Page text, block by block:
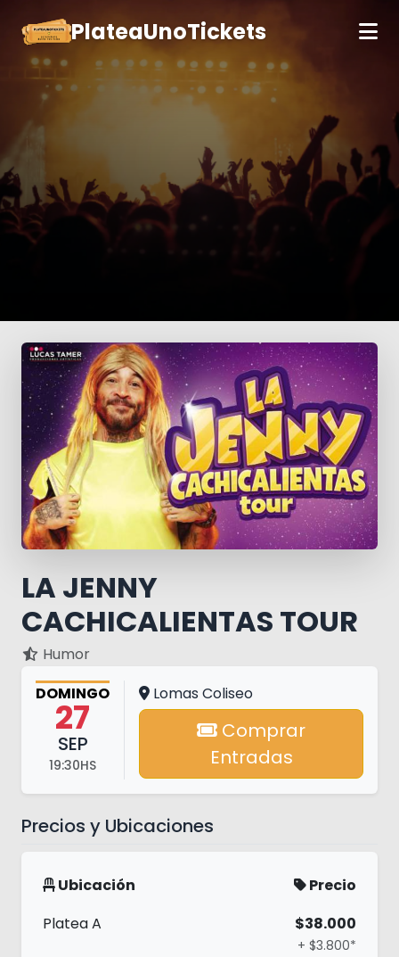
PlateaUnoTickets
LA JENNY
CACHICALIENTAS TOUR
Humor
DOMINGO
27
SEP
19:30HS
Lomas Coliseo
Comprar
Entradas
Precios y Ubicaciones
Ubicación
Precio
Platea A
$38.000
+ $3.800*